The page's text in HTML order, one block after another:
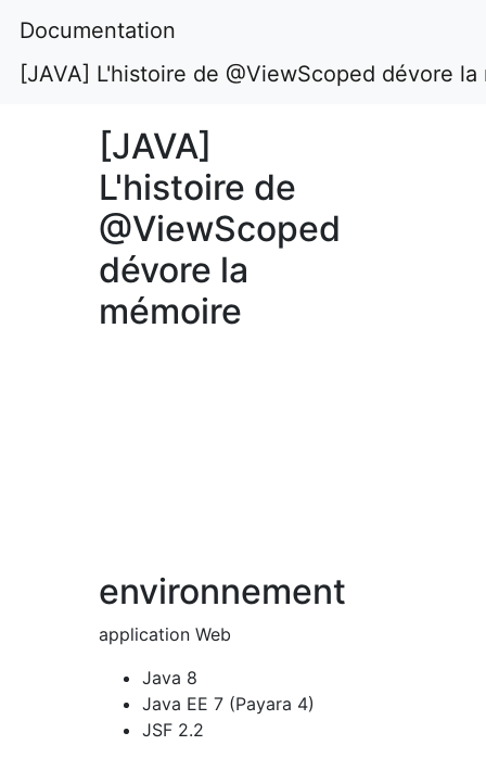
Documentation
[JAVA] L'histoire de @ViewScoped dévore la
[JAVA]
L'histoire de
@ViewScoped
dévore la
mémoire
environnement
application Web
Java 8
Java EE 7 (Payara 4)
JSF 2.2